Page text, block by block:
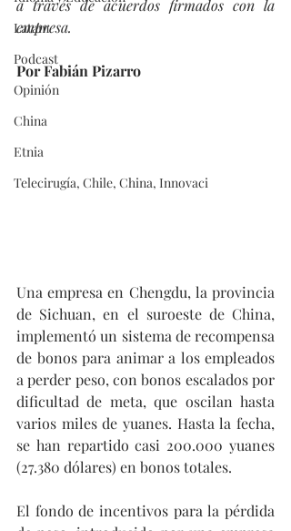
Latam
Podcast
Opinión
China
Etnia
Telecirugía, Chile, China, Innovaci
a través de acuerdos firmados con la
empresa.
Por Fabián Pizarro
Una empresa en Chengdu, la provincia
de Sichuan, en el suroeste de China,
implementó un sistema de recompensa
de bonos para animar a los empleados
a perder peso, con bonos escalados por
dificultad de meta, que oscilan hasta
varios miles de yuanes. Hasta la fecha,
se han repartido casi 200.000 yuanes
(27.380 dólares) en bonos totales.
El fondo de incentivos para la pérdida